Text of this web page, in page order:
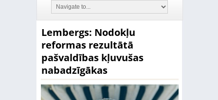
Lembergs: Nodokļu
reformas rezultātā
pašvaldības kļuvušas
nabadzīgākas